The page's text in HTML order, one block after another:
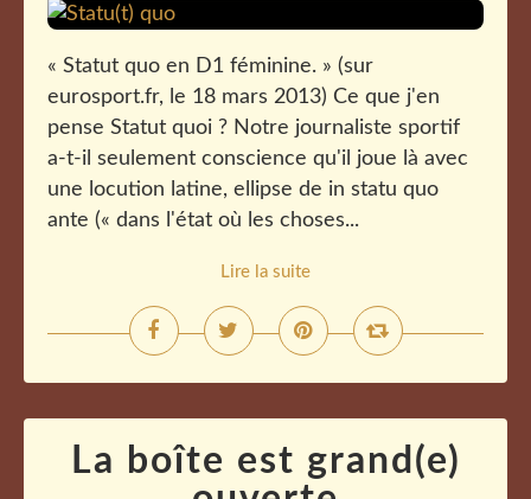
« Statut quo en D1 féminine. » (sur
eurosport.fr, le 18 mars 2013) Ce que j'en
pense Statut quoi ? Notre journaliste sportif
a-t-il seulement conscience qu'il joue là avec
une locution latine, ellipse de in statu quo
ante (« dans l'état où les choses...
Lire la suite
La boîte est grand(e)